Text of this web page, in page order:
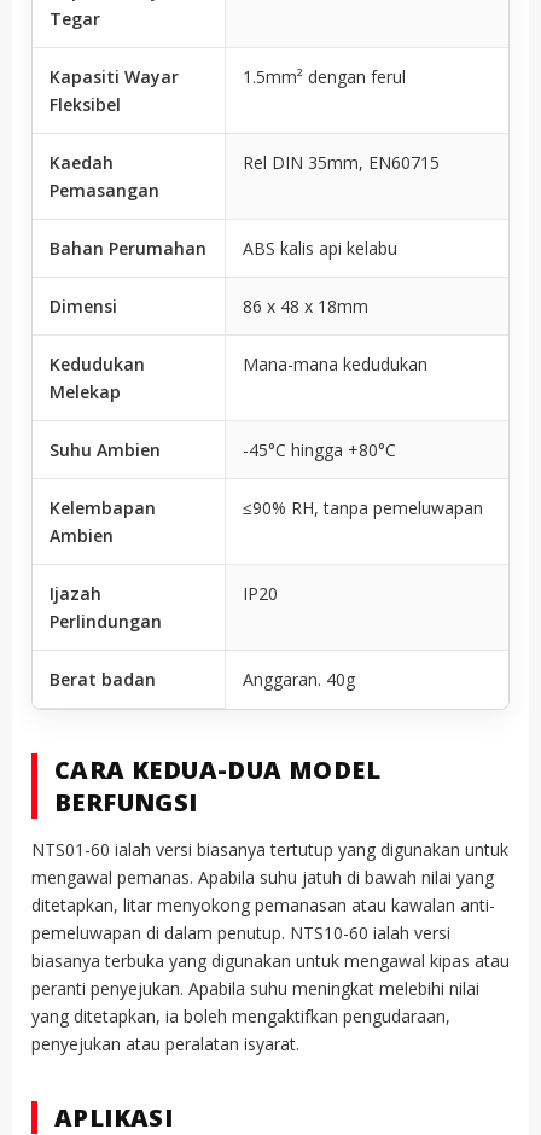
Tegar
Kapasiti Wayar
Fleksibel
1.5mm² dengan ferul
Kaedah
Pemasangan
Rel DIN 35mm, EN60715
Bahan Perumahan ABS kalis api kelabu
Dimensi 86 x 48 x 18mm
Kedudukan
Melekap
Mana-mana kedudukan
Suhu Ambien -45°C hingga +80°C
Kelembapan
Ambien
≤90% RH, tanpa pemeluwapan
Ijazah
Perlindungan
IP20
Berat badan Anggaran. 40g
CARA KEDUA-DUA MODEL
BERFUNGSI
NTS01-60 ialah versi biasanya tertutup yang digunakan untuk
mengawal pemanas. Apabila suhu jatuh di bawah nilai yang
ditetapkan, litar menyokong pemanasan atau kawalan anti-
pemeluwapan di dalam penutup. NTS10-60 ialah versi
biasanya terbuka yang digunakan untuk mengawal kipas atau
peranti penyejukan. Apabila suhu meningkat melebihi nilai
yang ditetapkan, ia boleh mengaktifkan pengudaraan,
penyejukan atau peralatan isyarat.
APLIKASI